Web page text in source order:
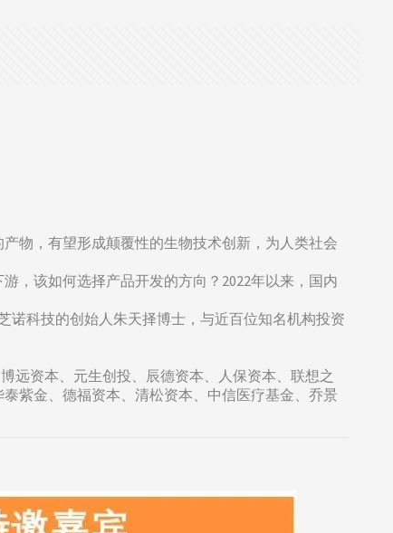
物，有望形成颠覆性的生物技术创新，为人类社会
，该如何选择产品开发的方向？2022年以来，国内
诺科技的创始人朱天择博士，与近百位知名机构投资
远资本、元生创投、辰德资本、人保资本、联想之
紫金、德福资本、清松资本、中信医疗基金、乔景